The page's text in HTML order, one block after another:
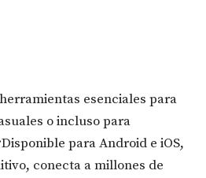
esenciales para
o incluso para
Disponible para Android e iOS,
conecta a millones de